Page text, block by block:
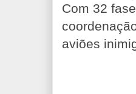
Com 32
aviões